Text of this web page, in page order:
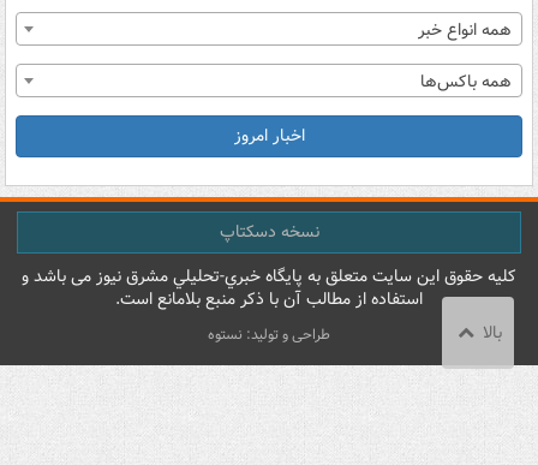
همه انواع خبر
همه باکس‌ها
اخبار امروز
نسخه دسکتاپ
کليه حقوق اين سايت متعلق به پایگاه خبري-تحليلي مشرق نيوز می باشد و
استفاده از مطالب آن با ذکر منبع بلامانع است.
طراحی و تولید: نستوه بالا